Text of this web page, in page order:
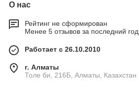
О нас
Рейтинг не сформирован
Менее 5 отзывов за последний год
Работает с 26.10.2010
г. Алматы
Толе би, 216Б, Алматы, Казахстан